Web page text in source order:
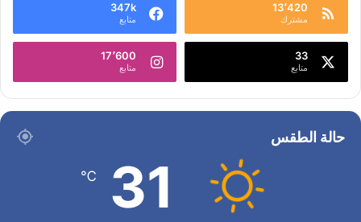
13٬420
مشترك
347k
متابع
33
متابع
17٬600
متابع
حالة الطقس
31
℃